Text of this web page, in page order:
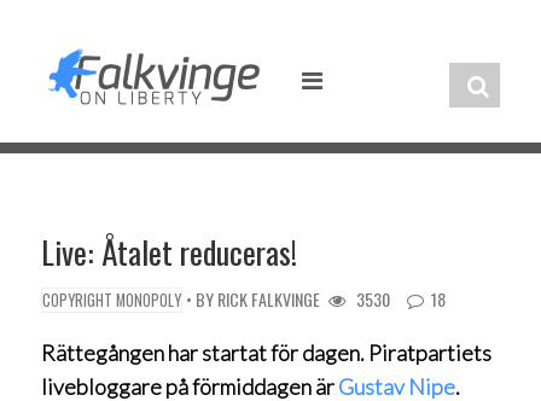
content
Live: Åtalet reduceras!
COPYRIGHT MONOPOLY • BYRICK FALKVINGE 3530 18
Rättegången har startat för dagen. Piratpartiets
livebloggare på förmiddagen ärGustav Nipe.